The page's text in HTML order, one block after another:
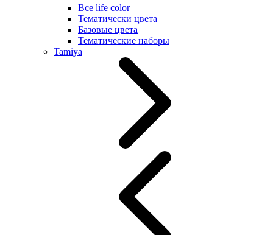
Все life color
Тематически цвета
Базовые цвета
Тематические наборы
Tamiya